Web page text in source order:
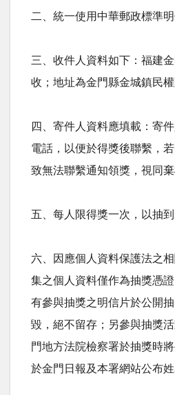
二、統一使用中華郵政標準明
三、收件人資料如下：福建
收；地址為金門縣金城鎮民權
四、寄件人資料應填載：寄
電話，以便於得獎後聯繫，
致無法聯繫通知領獎，視同棄
五、每人限得獎一次，以抽到
六、因應個人資料保護法之
集之個人資料僅作為抽獎憑
有參與抽獎之明信片於公開
毀，絕不留存；另參與抽獎
門地方法院檢察署於抽獎時
於金門日報及本署網站公布姓